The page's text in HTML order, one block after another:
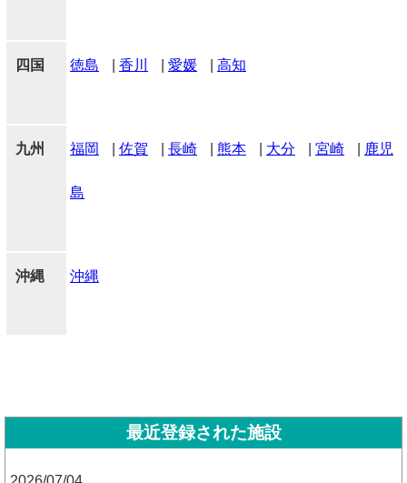
四国 徳島 香川 愛媛 高知
九州 福岡 佐賀 長崎 熊本 大分 宮崎 鹿児
島
沖縄 沖縄
最近登録された施設